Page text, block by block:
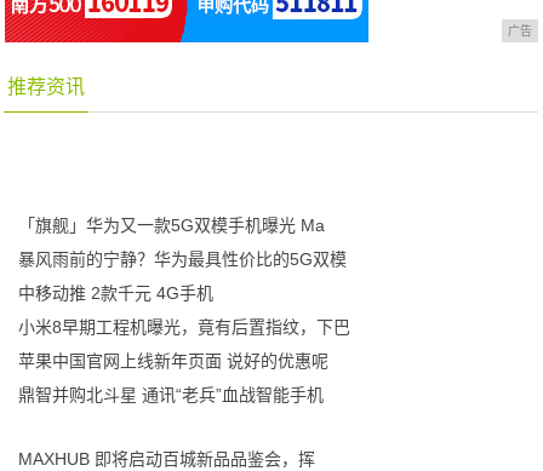
广告
推荐资讯
「旗舰」华为又一款5G双模手机曝光 Ma
暴风雨前的宁静？华为最具性价比的5G双模
中移动推 2款千元 4G手机
小米8早期工程机曝光，竟有后置指纹，下巴
苹果中国官网上线新年页面 说好的优惠呢
鼎智并购北斗星 通讯“老兵”血战智能手机
MAXHUB 即将启动百城新品品鉴会，挥